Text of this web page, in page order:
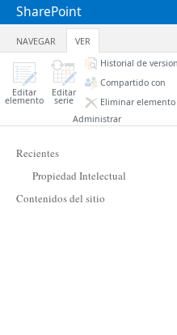
SharePoint
NAVEGAR VER
Editar
elemento
Editar
serie
Historial de
Compartido con
Eliminar elemento
Administrar
Recientes
Propiedad Intelectual
Contenidos del sitio